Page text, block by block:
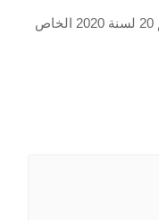
نصوص ومواد القانون المصري رقم 20 لسنة 2020 الخاص